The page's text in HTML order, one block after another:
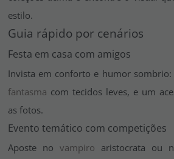
estilo.
Guia rápido por cenários
Festa em casa com amigos
Invista em conforto e humor sombrio:
fantasma com tecidos leves, e um
as fotos.
Evento temático com competições
Aposte no vampiro aristocrata ou